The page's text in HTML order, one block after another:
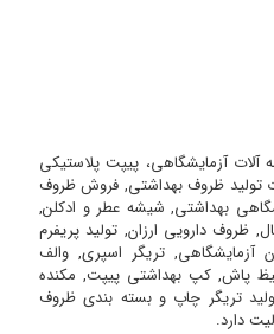
آزمایشگاهی، پیپت پلاستیکی
تولید ظروف بهداشتی, فروش ظروف
بهداشتی, شیشه عطر و ادکلن,
ظروف دارویی ارزان, تولید پریفرم
آزمایشگاهی, تریگر اسپری, والف
پاش, کپ بهداشتی پیپت, مکنده
تریگر چاپ و بسته بندی ظروف
دارد.